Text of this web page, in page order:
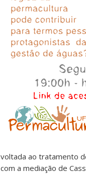
voltada ao tratamento
com a mediação de